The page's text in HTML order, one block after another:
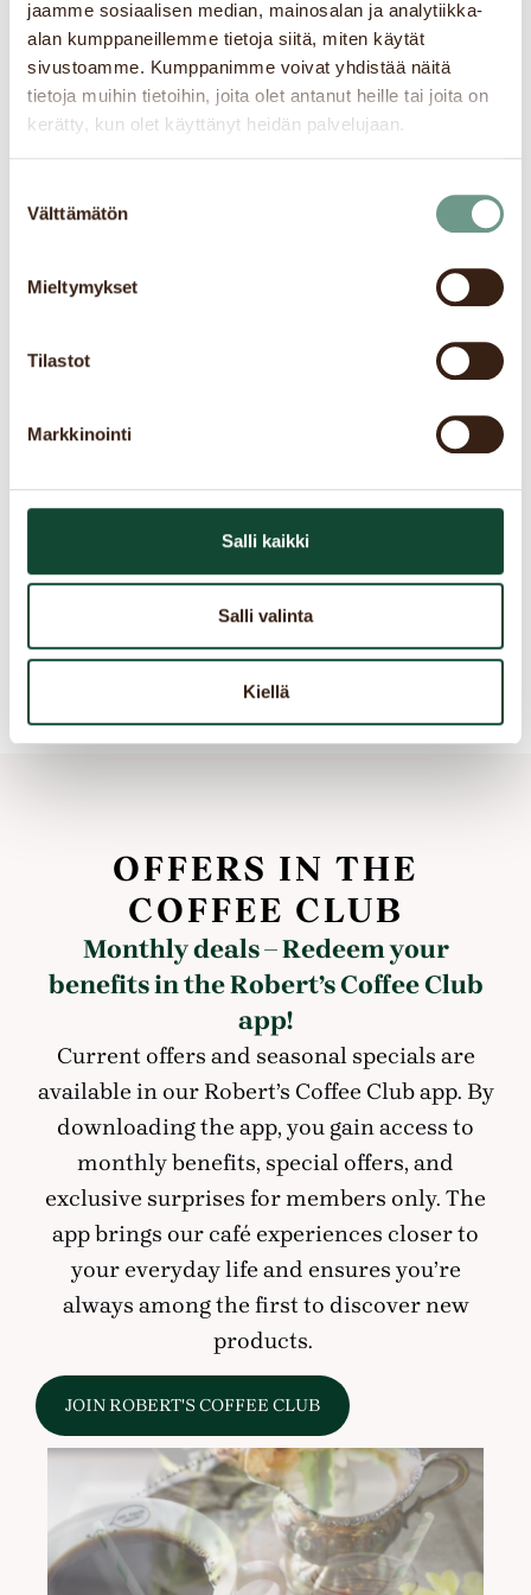
jaamme sosiaalisen median, mainosalan ja analytiikka-
alan kumppaneillemme tietoja siitä, miten käytät
sivustoamme. Kumppanimme voivat yhdistää näitä
tietoja muihin tietoihin, joita olet antanut heille tai joita on
kerätty, kun olet käyttänyt heidän palvelujaan.
valinta
Välttämätön
Mieltymykset
Tilastot
Markkinointi
Salli kaikki
Salli valinta
Kiellä
Itäkatu 1-7
00930Helsinki
Finland
OFFERS IN THE
COFFEE CLUB
Monthly deals – Redeem your
benefits in the Robert’s Coffee Club
app!
Current offers and seasonal specials are
available in our Robert’s Coffee Club app. By
downloading the app, you gain access to
monthly benefits, special offers, and
exclusive surprises for members only. The
app brings our café experiences closer to
your everyday life and ensures you’re
always among the first to discover new
products.
JOIN ROBERT'S COFFEE CLUB